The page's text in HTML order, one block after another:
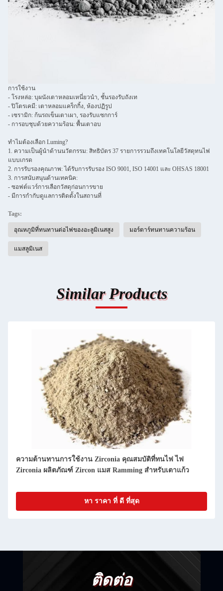
การใช้งาน
- โรงหล่อ: บุผนังเตาหลอมเหนี่ยวนำ, ชั้นรองรับถังเท
- ปิโตรเคมี: เตาหลอมแคร็กกิ้ง, ห้องปฏิรูป
- เซรามิก: ก้นรถเข็นเตาเผา, รองรับแซกการ์
- การอบชุบด้วยความร้อน: พื้นเตาอบ
ทำไมต้องเลือก Luming?
1. ความเป็นผู้นำด้านนวัตกรรม: สิทธิบัตร 37 รายการรวมถึงเทคโนโลยีวัสดุทนไฟ
แบบเกรด
2. การรับรองคุณภาพ: ได้รับการรับรอง ISO 9001, ISO 14001 และ OHSAS 18001
3. การสนับสนุนด้านเทคนิค:
- ซอฟต์แวร์การเลือกวัสดุก่อนการขาย
- มีการกำกับดูแลการติดตั้งในสถานที่
Tags:
อุณหภูมิที่ทนทานต่อไฟของอะลูมิเนสสูง มอร์ตาร์ทนทานความร้อน
แมสลูมิเนส
Similar Products
ความต้านทานการใช้งาน Zirconia คุณสมบัติที่ทนไฟ ไฟ
Zirconia ผลิตภัณฑ์ Zircon แมส Ramming สําหรับเตาแก้ว
หา ราคา ที่ ดี ที่สุด
ติดต่อ